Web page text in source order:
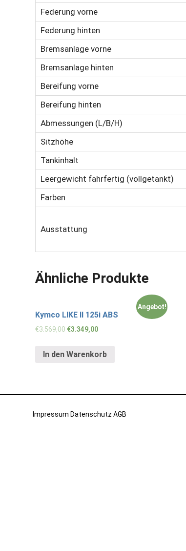
Federung vorne
Federung hinten
Bremsanlage vorne
Bremsanlage hinten
Bereifung vorne
Bereifung hinten
Abmessungen (L/B/H)
Sitzhöhe
Tankinhalt
Leergewicht fahrfertig (vollgetankt)
Farben
Ausstattung
Ähnliche Produkte
Angebot!
Kymco LIKE II 125i ABS
€3.569,00 €3.349,00
In den Warenkorb
Impressum Datenschutz AGB